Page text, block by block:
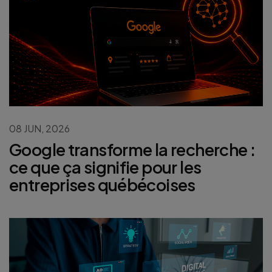
08 JUN, 2026
Google transforme la recherche :
ce que ça signifie pour les
entreprises québécoises